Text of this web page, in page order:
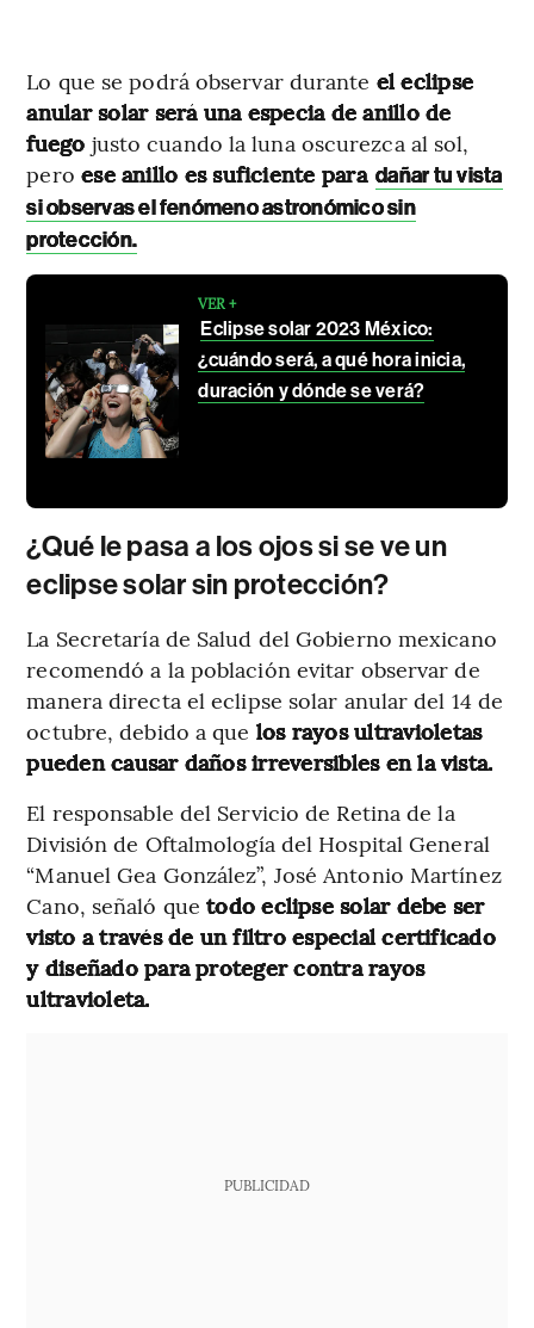
Lo que se podrá observar durante el eclipse
anular solar será una especia de anillo de
fuego justo cuando la luna oscurezca al sol,
pero ese anillo es suficiente para dañar tu vista
si observas el fenómeno astronómico sin
protección.
VER +
Eclipse solar 2023 México:
¿cuándo será, a qué hora inicia,
duración y dónde se verá?
¿Qué le pasa a los ojos si se ve un
eclipse solar sin protección?
La Secretaría de Salud del Gobierno mexicano
recomendó a la población evitar observar de
manera directa el eclipse solar anular del 14 de
octubre, debido a que los rayos ultravioletas
pueden causar daños irreversibles en la vista.
El responsable del Servicio de Retina de la
División de Oftalmología del Hospital General
“Manuel Gea González”, José Antonio Martínez
Cano, señaló quetodo eclipse solar debe ser
visto a través de un filtro especial certificado
y diseñado para proteger contra rayos
ultravioleta.
PUBLICIDAD